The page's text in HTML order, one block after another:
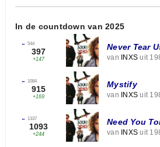
In de countdown van 2025
← 544
397
+147
Never Tear
van INXS uit
← 1084
915
+169
Mystify
van INXS uit
← 1337
1093
+244
Need You
van INXS uit